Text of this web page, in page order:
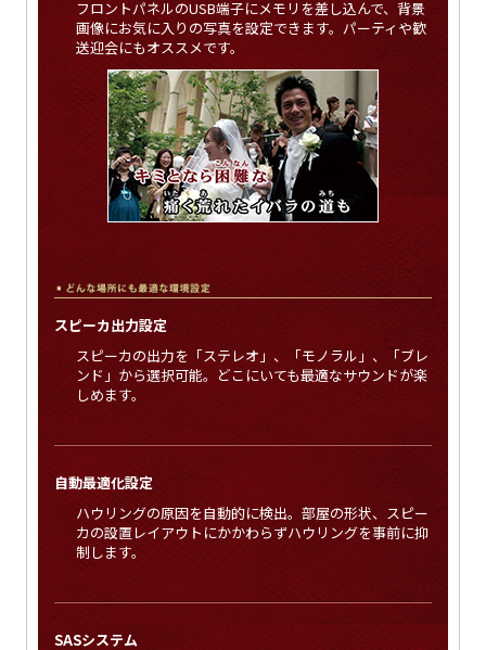
フロントパネルのUSB端子にメモリを差し込んで、背景
画像にお気に入りの写真を設定できます。パーティや歓
送迎会にもオススメです。
スピーカ出力設定
スピーカの出力を「ステレオ」、「モノラル」、「ブレ
ンド」から選択可能。どこにいても最適なサウンドが楽
しめます。
自動最適化設定
ハウリングの原因を自動的に検出。部屋の形状、スピー
カの設置レイアウトにかかわらずハウリングを事前に抑
制します。
SASシステム